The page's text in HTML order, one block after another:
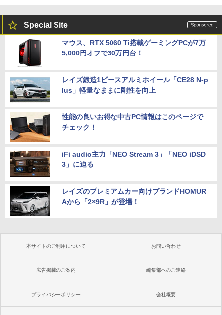
Special Site
マウス、RTX 5060 Ti搭載ゲーミングPCが7万
5,000円オフで30万円台！
レイズ鍛造1ピースアルミホイール「CE28 N-p
lus」軽量なままに剛性を向上
性能の良いお得な中古PC情報はこのページで
チェック！
iFi audio主力「NEO Stream 3」「NEO iDSD
3」に迫る
レイズのプレミアムカー向けブランドHOMUR
Aから「2×9R」が登場！
本サイトのご利用について お問い合わせ
広告掲載のご案内 編集部へのご連絡
プライバシーポリシー 会社概要